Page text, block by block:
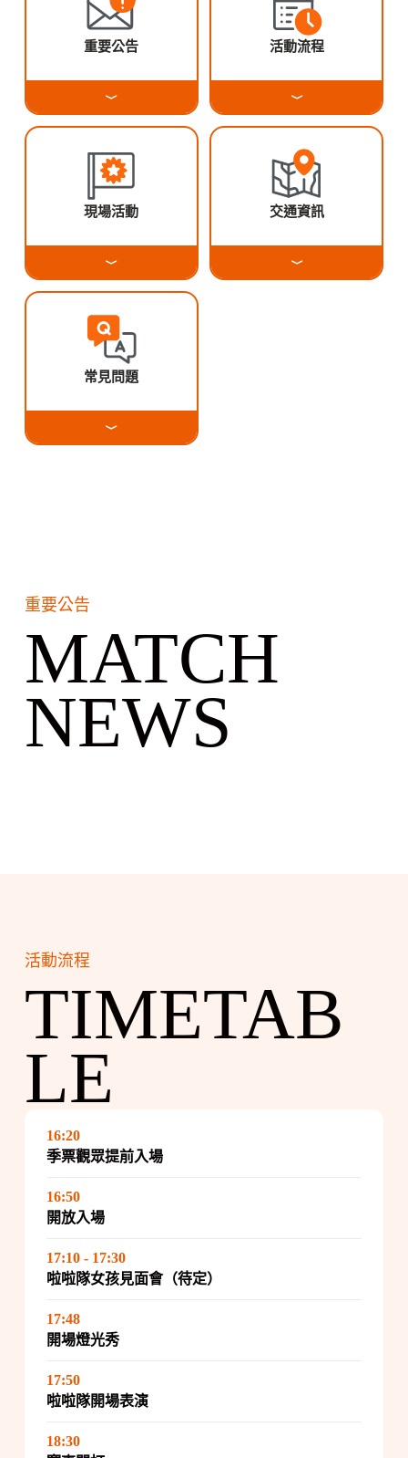
重要公告 活動流程
現場活動 交通資訊
常見問題
重要公告
MATCH
NEWS
活動流程
TIMETAB
LE
16:20
季票觀眾提前入場
16:50
開放入場
17:10 - 17:30
啦啦隊女孩見面會（待定）
17:48
開場燈光秀
17:50
啦啦隊開場表演
18:30